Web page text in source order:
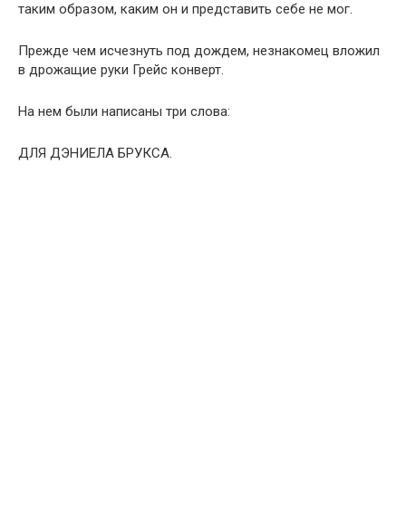
таким образом, каким он и представить себе не мог.
Прежде чем исчезнуть под дождем, незнакомец вложил
в дрожащие руки Грейс конверт.
На нем были написаны три слова:
ДЛЯ ДЭНИЕЛА БРУКСА.